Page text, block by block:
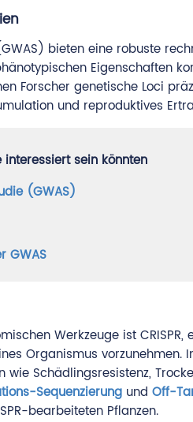
bieten eine robuste
Eigenschaften
Forscher genetische Loci
und reproduktives
interessiert sein könnten
(GWAS)
GWAS
Werkzeuge ist
Organismus vorzunehmen.
wie Schädlingsresistenz,
Sequenzierung und Off-
bearbeiteten Pflanzen.